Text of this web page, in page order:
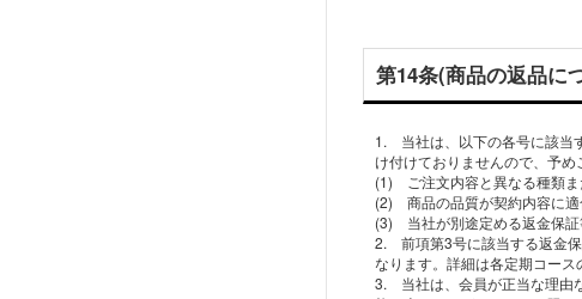
第14条(商品の返品に
1. 当社は、以下の各号に該当
け付けておりませんので、予め
(1) ご注文内容と異なる種類ま
(2) 商品の品質が契約内容に適
(3) 当社が別途定める返金保証
2. 前項第3号に該当する返金保
なります。詳細は各定期コース
3. 当社は、会員が正当な理由